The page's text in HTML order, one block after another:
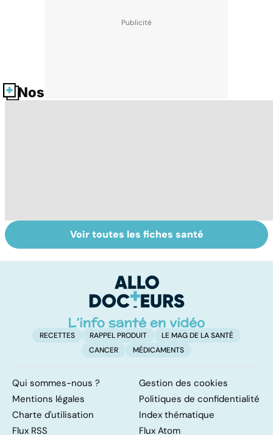
Nos fiches santé
Violences
sexuelles :
Bien vivre la
ménopause
Voir toutes les fiches santé
RECETTES RAPPEL PRODUIT
LE MAG DE LA SANTÉ
CANCER
MÉDICAMENTS
Qui sommes-nous ?
Gestion des cookies
Mentions légales
Politiques de confidentialité
Charte d'utilisation
Index thématique
Flux RSS
Flux Atom